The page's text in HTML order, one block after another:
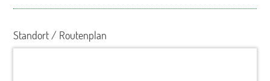
Standort / Routenplan